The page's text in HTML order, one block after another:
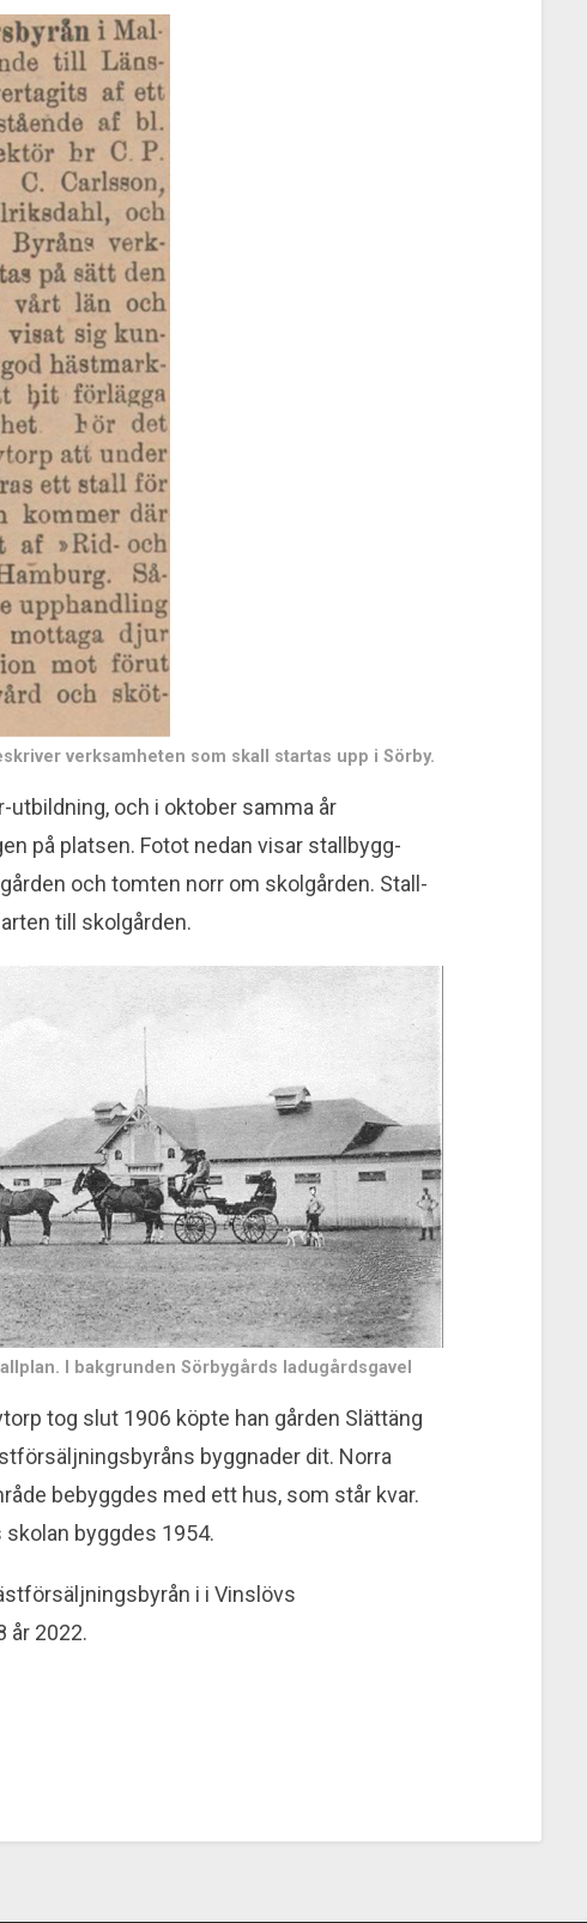
verk­samheten som skall startas upp i Sörby.
utbildning, och i oktober samma år
på platsen. Fotot nedan visar stall­bygg­
och tomten norr om skolgården. Stall­
till skol­gården.
I bakgrunden Sörbygårds ladugårdsgavel
tog slut 1906 köpte han gården Slättäng
byggnader dit. Norra
bebyggdes med ett hus, som står kvar.
byggdes 1954.
i i Vinslövs
år 2022.